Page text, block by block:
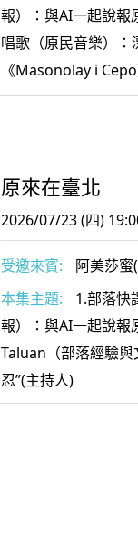
報）：與AI一起說報原民訊
唱歌（原民音樂）：
《Masonolay i
子＞ 3.原住民.com
原來在臺北
2026/07/23 (四)
受邀來賓:
阿美莎蜜
本集主題:
1.部落快
報）：與AI一起說報原民
Taluan（部落經驗與
忍”(主持人)